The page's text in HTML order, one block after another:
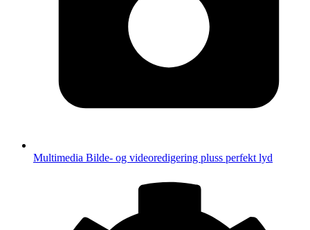
Multimedia Bilde- og videoredigering pluss perfekt lyd